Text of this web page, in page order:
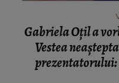
Gabriela Oțil a
Vestea
prezentatorului: